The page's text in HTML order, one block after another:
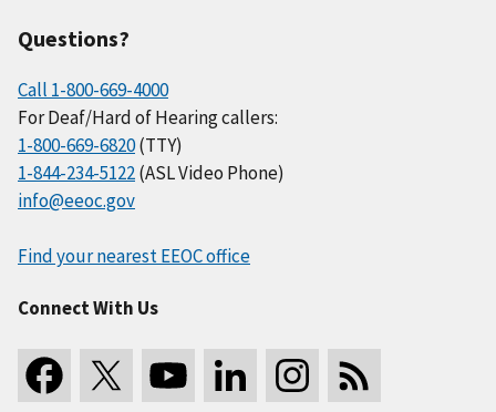
Questions?
Call 1-800-669-4000
For Deaf/Hard of Hearing callers:
1-800-669-6820(TTY)
1-844-234-5122(ASL Video Phone)
info@eeoc.gov
Find your nearest EEOC office
Connect With Us